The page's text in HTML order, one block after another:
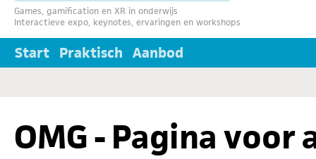
Games, gamification en XR in onderwijs
Interactieve expo, keynotes, ervaringen en workshops
Start Praktisch Aanbod
OMG - Pagina voor